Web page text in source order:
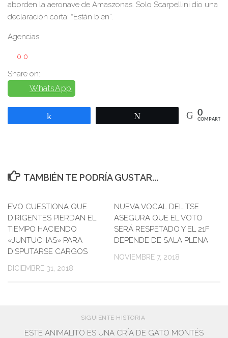
aborden la aeronave de Amaszonas. Solo Scarpellini dio una
declaración corta: “Están bien”.
Agencias
0 0
Share on:
WhatsApp
0
COMPARTIR
TAMBIÉN TE PODRÍA GUSTAR...
EVO CUESTIONA QUE
DIRIGENTES PIERDAN EL
TIEMPO HACIENDO
«JUNTUCHAS» PARA
DISPUTARSE CARGOS
DICIEMBRE 31, 2018
NUEVA VOCAL DEL TSE
ASEGURA QUE EL VOTO
SERÁ RESPETADO Y EL 21F
DEPENDE DE SALA PLENA
NOVIEMBRE 7, 2018
SIGUIENTE HISTORIA
ESTE ANIMALITO ES UNA CRÍA DE GATO MONTÉS